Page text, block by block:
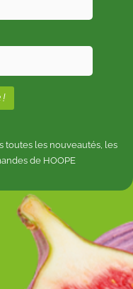
toutes les nouveautés, les
de HOOPE